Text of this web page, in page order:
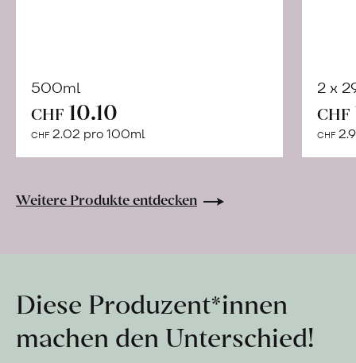
500ml
CHF 10.10
CHF 2.02 pro 100ml
Warenkorb
2 x
CHF
CHF
Weitere Produkte entdecken
Diese Produzent*innen
machen den Unterschied!